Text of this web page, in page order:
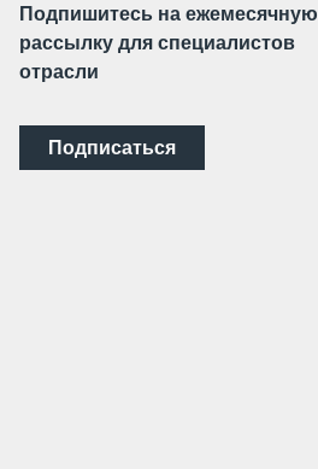
Подпишитесь на ежемесячную
рассылку для специалистов
отрасли
Подписаться